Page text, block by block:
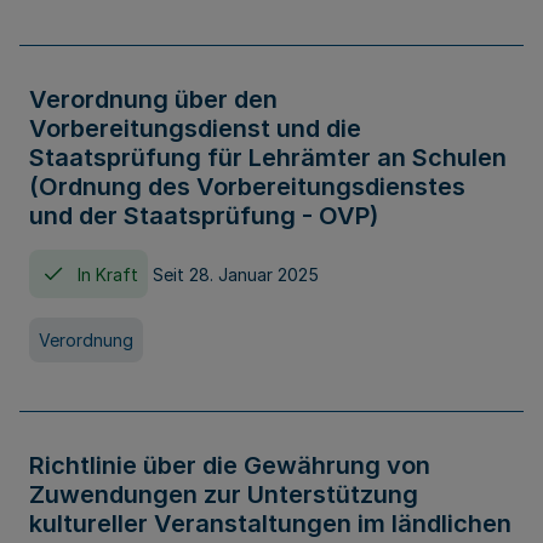
Verordnung über den
Vorbereitungsdienst und die
Staatsprüfung für Lehrämter an Schulen
(Ordnung des Vorbereitungsdienstes
und der Staatsprüfung - OVP)
In Kraft Seit 28. Januar 2025
Verordnung
Richtlinie über die Gewährung von
Zuwendungen zur Unterstützung
kultureller Veranstaltungen im ländlichen